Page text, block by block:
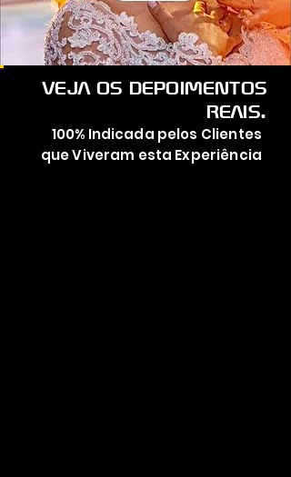
VEJA OS DEPOIMENTOS
REAIS.
100% Indicada pelos Clientes
que Viveram esta Experiência